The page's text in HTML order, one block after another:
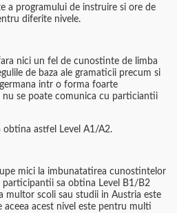
a programului de instruire si ore de
diferite nivele.
nici un fel de cunostinte de limba
de baza ale gramaticii precum si
intr o forma foarte
se poate comunica cu particiantii
astfel Level A1/A2.
mici la imbunatatirea cunostintelor
participantii sa obtina Level B1/B2
multor scoli sau studii in Austria este
acest nivel este pentru multi